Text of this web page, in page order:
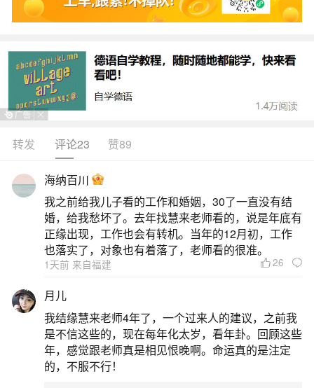
生活中像立春当天出生的好不好？都是很常见
的问题，但是小问题不注意可能会引起大麻烦，下
面就这个问题给大家做一些解读：
1、立春当天出生的孩子好不好立春生孩子有什
么说法
其实立春当天出生的孩子命运是比较好的。中
国就一直以立春作为孟春时节的开始。立春是从天
文上来划分的，春是温暖，鸟语花香；春是生长，
耕耘播种。立春这天“阳和起蛰，品物皆春”，天不冷
不热的，大人坐月子不遭罪，天热了，小宝宝也大
转发 评论23 赞89
海纳百川
我之前给我儿子看的工作和婚姻，30了一直没有结
婚，给我愁坏了。去年找慧来老师看的，说是年底有
正缘出现，工作也会有转机。当年的12月初，工作
也落实了，对象也有着落了，老师看的很准。
1天前 来自福建 26
月儿
我结缘慧来老师4年了，一个过来人的建议，之前我
是不信这些的，现在每年化太岁，看年卦。回顾这些
年，感觉跟老师真是相见恨晚啊。命运真的是注定
的，不服不行！